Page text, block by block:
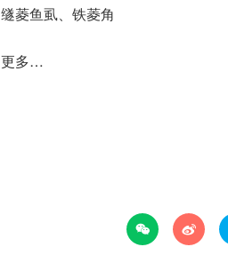
䍁菱鱼虱、铁菱角
更多…
 